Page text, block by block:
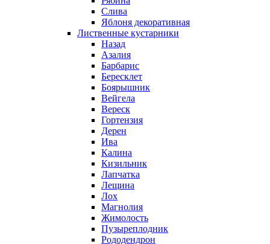
Слива
Яблоня декоративная
Лиственные кустарники
Назад
Азалия
Барбарис
Бересклет
Боярышник
Вейгела
Вереск
Гортензия
Дерен
Ива
Калина
Кизильник
Лапчатка
Лещина
Лох
Магнолия
Жимолость
Пузыреплодник
Рододендрон